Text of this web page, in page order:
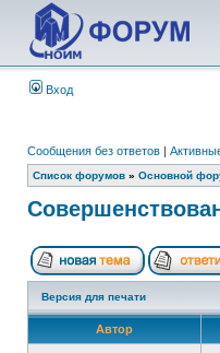
Вход
Сообщения без ответов |
Список форумов » Основной
Версия для печати
Автор